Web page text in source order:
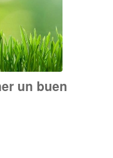
un buen